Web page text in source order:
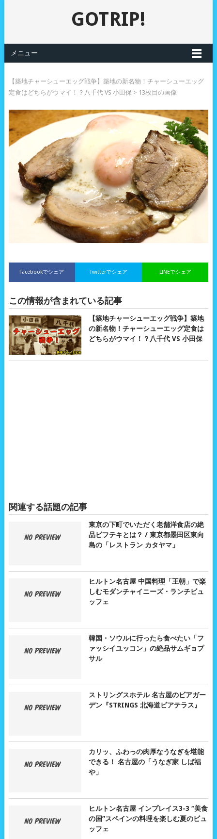
GOTRIP!
メニュー
【築地チャーシューエッグ戦争】築地の新名物！チャーシューエッグ
定食はどちらがウマイ！？八千代 VS 小田保 > 13枚目の画像
Facebookでシェア LINEでシェア
Twitterでシェア
この情報が含まれている記事
【築地チャーシューエッグ戦争】築地
の新名物！チャーシューエッグ定食は
どちらがウマイ！？八千代 VS 小田保
関連する話題の記事
東京の下町でいただく老舗洋食店の絶
品ビフテキとは？ / 東京都墨田区東向
島の「レストラン カタヤマ」
ヒルトン名古屋 中国料理「王朝」で楽
しむモダンチャイニーズ・ランチビュ
ッフェ
韓国・ソウルに行ったら食べたい「フ
ァッシイユッコン」の絶品サムギョプ
サル
ストリングスホテル 名古屋のビアガー
デン『STRINGS 北海道ビアテラス』
カリッ、ふわっの肉厚なうなぎを堪能
できる！ 名古屋の「うなぎ家 しば福
や」
ヒルトン名古屋 インプレイス3-3 “美食
の国”スペインの料理を楽しむ夏のビュ
ッフェ